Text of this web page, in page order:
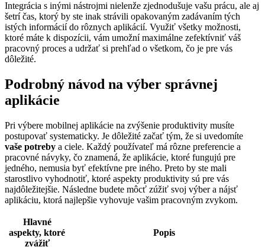
Integrácia s inými nástrojmi nielenže zjednodušuje vašu prácu, ale aj
šetrí čas, ktorý by ste inak strávili opakovaným zadávaním tých
istých informácií do rôznych aplikácií. Využiť všetky možnosti,
ktoré máte k dispozícii, vám umožní maximálne zefektívniť váš
pracovný proces a udržať si prehľad o všetkom, čo je pre vás
dôležité.
Podrobný návod na výber správnej
aplikácie
Pri výbere mobilnej aplikácie na zvýšenie produktivity musíte
postupovať systematicky. Je dôležité začať tým, že si uvedomíte
vaše potreby a ciele. Každý používateľ má rôzne preferencie a
pracovné návyky, čo znamená, že aplikácie, ktoré fungujú pre
jedného, nemusia byť efektívne pre iného. Preto by ste mali
starostlivo vyhodnotiť, ktoré aspekty produktivity sú pre vás
najdôležitejšie. Následne budete môcť zúžiť svoj výber a nájsť
aplikáciu, ktorá najlepšie vyhovuje vašim pracovným zvykom.
Hlavné
aspekty, ktoré
zvážiť
Popis